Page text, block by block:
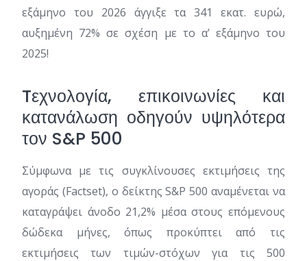
εξάμηνο του 2026 άγγιξε τα 341 εκατ. ευρώ,
αυξημένη 72% σε σχέση με το α’ εξάμηνο του
2025!
Tεχνολογία, επικοινωνίες και
κατανάλωση οδηγούν υψηλότερα
τον S&P 500
Σύμφωνα με τις συγκλίνουσες εκτιμήσεις της
αγοράς (Factset), ο δείκτης S&P 500 αναμένεται να
καταγράψει άνοδο 21,2% μέσα στους επόμενους
δώδεκα μήνες, όπως προκύπτει από τις
εκτιμήσεις των τιμών-στόχων για τις 500